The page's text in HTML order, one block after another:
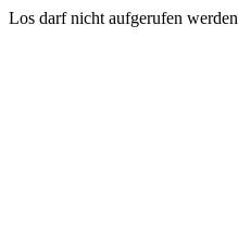
Los darf nicht aufgerufen werden